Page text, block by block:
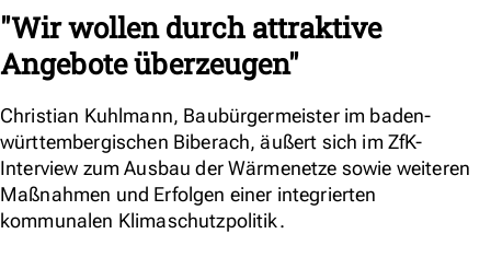
"Wir wollen durch attraktive
Angebote überzeugen"
Christian Kuhlmann, Baubürgermeister im baden-
württembergischen Biberach, äußert sich im ZfK-
Interview zum Ausbau der Wärmenetze sowie weiteren
Maßnahmen und Erfolgen einer integrierten
kommunalen Klimaschutzpolitik.